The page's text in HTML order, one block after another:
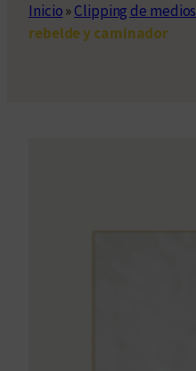
Inicio»Clipping de medios
rebelde y caminador